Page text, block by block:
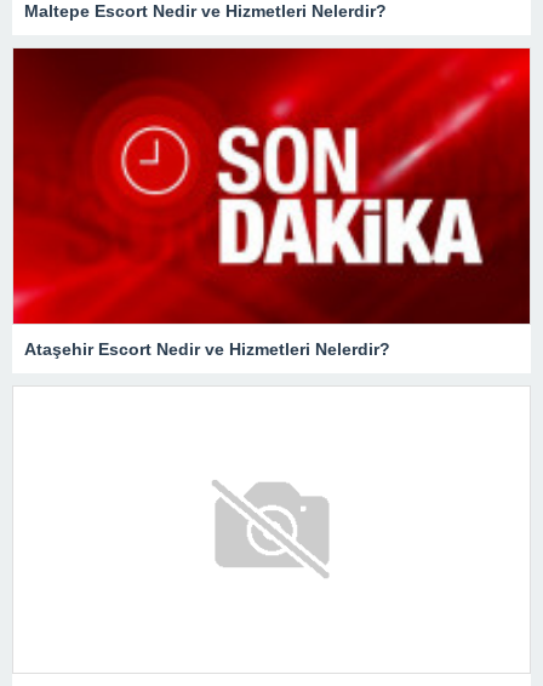
Maltepe Escort Nedir ve Hizmetleri Nelerdir?
Ataşehir Escort Nedir ve Hizmetleri Nelerdir?